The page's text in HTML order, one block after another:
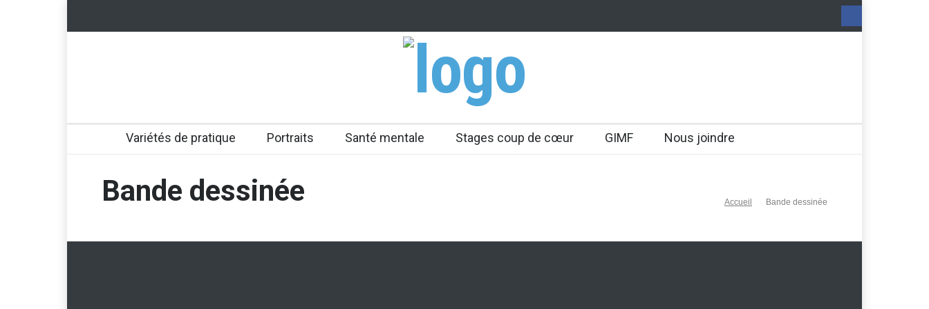
Variétés de pratique Portraits Santé mentale Stages coup de cœur GIMF Nous joindre
Bande dessinée Accueil Bande dessinée